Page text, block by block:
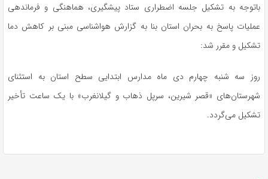
باتوجه به تشکیل جلسه اضطراری ستاد پیشگیری، هماهنگی و فرماندهی
عملیات پاسخ به بحران استان بنا به گزارش هواشناسی مبنی بر کاهش دما
تشکیل و مقرر شد:
روز سه شنبه چهارم دی ماه مدارس ابتدایی سطح استان به استثنای
شهرستان‌های «قصر شیرین، سرپل ذهاب وگیلانغرب» با یک ساعت تأخیر
تشکیل می‌گردد.